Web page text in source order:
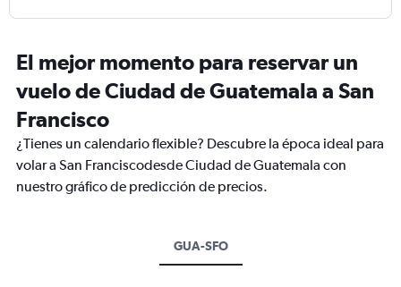
El mejor momento para reservar un
vuelo de Ciudad de Guatemala a San
Francisco
¿Tienes un calendario flexible? Descubre la época ideal para
volar a San Franciscodesde Ciudad de Guatemala con
nuestro gráfico de predicción de precios.
GUA-SFO